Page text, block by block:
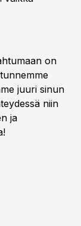
on
juuri sinun
niin
ja